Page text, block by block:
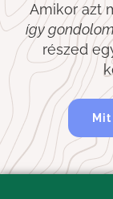
Amikor azt
így
részed